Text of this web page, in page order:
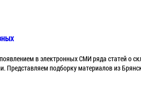
в электронных СМИ ряда статей о
подборку материалов из